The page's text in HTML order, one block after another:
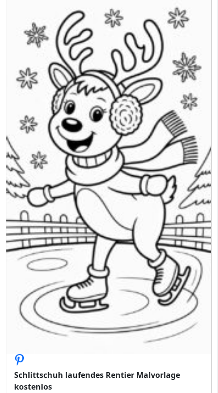
Schlittschuh laufendes Rentier Malvorlage
kostenlos